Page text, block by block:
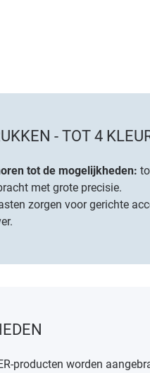
- TOT 4
tot de mogelijkheden:
met grote precisie.
zorgen voor gerichte
producten worden